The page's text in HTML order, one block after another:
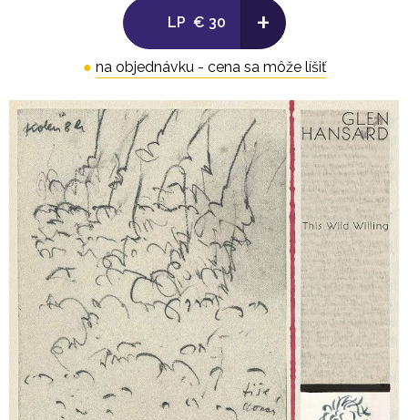
3. Brother's Keeper 5:07
1. Mary 3:40
2. Threading Water 4:12
3. Weight Of The World 7:28
Side D:
1. Who's Gonna Be Your Baby Now 4:33
2. Good Life Of Song 7:36
3. Leave A Light 4:25
LP € 30 +
● na objednávku - cena sa môže líšiť